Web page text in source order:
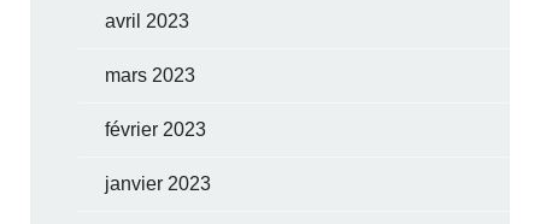
avril 2023
mars 2023
février 2023
janvier 2023